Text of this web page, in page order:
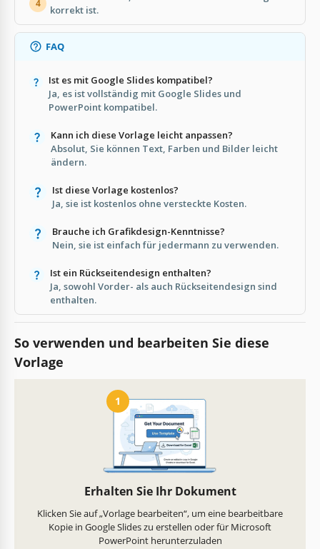
4
korrekt ist.
FAQ
Ist es mit Google Slides kompatibel?
Ja, es ist vollständig mit Google Slides und
PowerPoint kompatibel.
Kann ich diese Vorlage leicht anpassen?
Absolut, Sie können Text, Farben und Bilder leicht
ändern.
Ist diese Vorlage kostenlos?
Ja, sie ist kostenlos ohne versteckte Kosten.
Brauche ich Grafikdesign-Kenntnisse?
Nein, sie ist einfach für jedermann zu verwenden.
Ist ein Rückseitendesign enthalten?
Ja, sowohl Vorder- als auch Rückseitendesign sind
enthalten.
So verwenden und bearbeiten Sie diese
Vorlage
1
Erhalten Sie Ihr Dokument
Klicken Sie auf „Vorlage bearbeiten“, um eine bearbeitbare
Kopie in Google Slides zu erstellen oder für Microsoft
PowerPoint herunterzuladen